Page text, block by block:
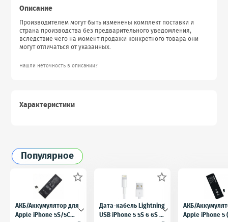
Описание
Производителем могут быть изменены комплект поставки и
страна производства без предварительного уведомления,
вследствие чего на момент продажи конкретного товара они
могут отличаться от указанных.
Нашли неточность в описании?
Характеристики
Популярное

АКБ/Аккумулятор для
Apple iPhone 5S/5C

Дата-кабель Lightning
USB iPhone 5 5S 6 6S 7
АКБ/
Apple iPhone